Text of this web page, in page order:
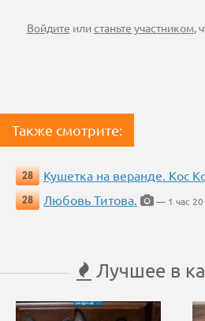
Войдите илистаньте участником,
Также смотрите:
28 Кушетка на веранде. Кос
28
Любовь Титова. — 1 час 20
Лучшее в